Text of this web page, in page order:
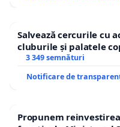
Salvează cercurile cu
cluburile și palatele
3 349 semnături
Notificare de
Propunem